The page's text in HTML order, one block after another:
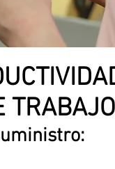
TRABAJO